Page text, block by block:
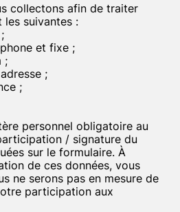
collectons afin de traiter
les suivantes :
et fixe ;
;
;
;
personnel obligatoire au
/ signature du
sur le formulaire. À
de ces données, vous
ne serons pas en mesure de
participation aux